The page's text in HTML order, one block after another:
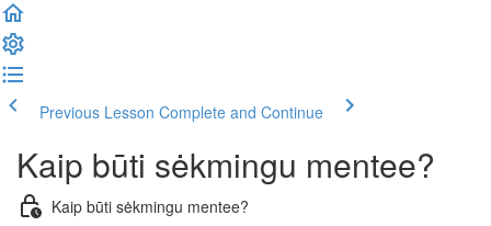
Previous Lesson Complete and Continue
Kaip būti sėkmingu mentee?
Kaip būti sėkmingu mentee?